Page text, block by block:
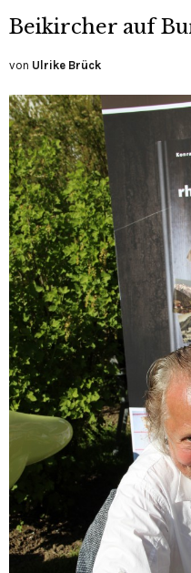
Beikircher auf
von Ulrike Brück